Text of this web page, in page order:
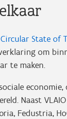
Circular State of
om
te maken.
economie,
Naast
Fedustria,